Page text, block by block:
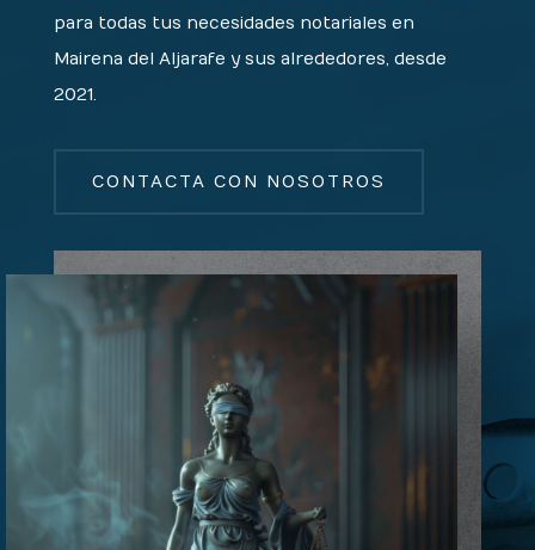
para todas tus necesidades notariales en
Mairena del Aljarafe y sus alrededores, desde
2021.
CONTACTA CON NOSOTROS